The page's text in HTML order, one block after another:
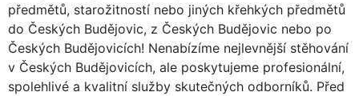
předmětů, starožitností nebo jiných křehkých předmětů
do Českých Budějovic, z Českých Budějovic nebo po
Českých Budějovicích! Nenabízíme nejlevnější stěhování
v Českých Budějovicích, ale poskytujeme profesionální,
spolehlivé a kvalitní služby skutečných odborníků. Před